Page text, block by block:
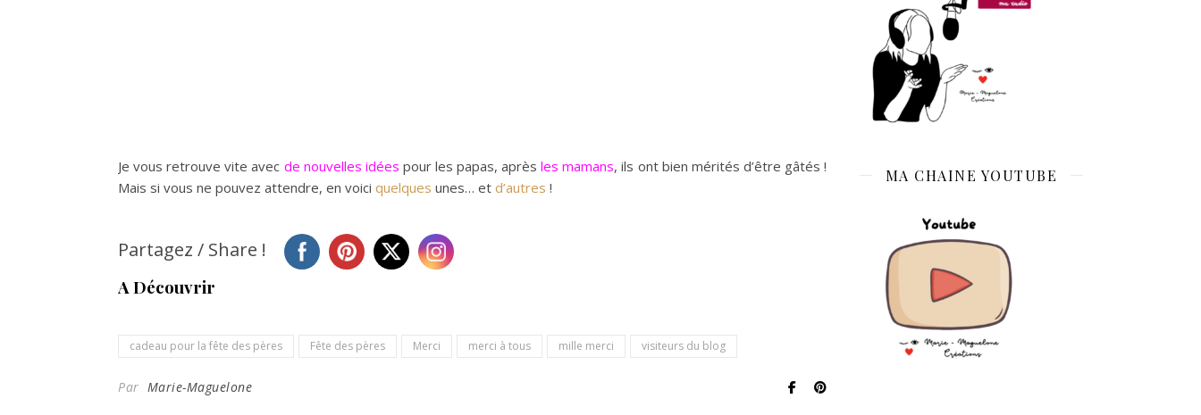
Je vous retrouve vite avec de nouvelles idées pour les papas, après les mamans, ils ont bien mérités d’être gâtés !
Mais si vous ne pouvez attendre, en voici quelques unes… et d’autres !
Partagez / Share !
A Découvrir
cadeau pour la fête des pères Fête des pères Merci merci à tous mille merci visiteurs du blog
Par Marie-Maguelone
MA CHAINE YOUTUBE